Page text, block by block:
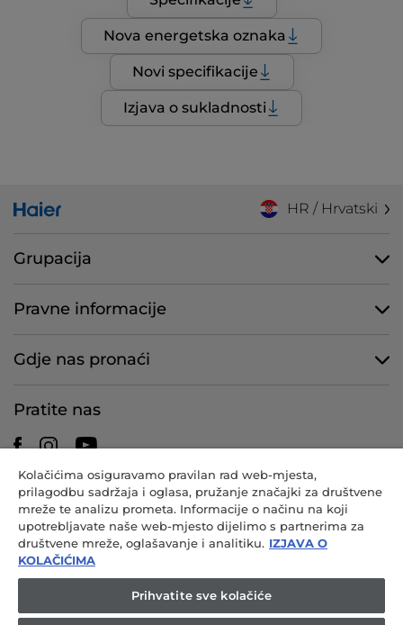
Nova energetska oznaka
Novi specifikacije
Izjava o sukladnosti
HR / Hrvatski
Grupacija
Pravne informacije
Gdje nas pronaći
Pratite nas
CANDY HOOVER GROUP S.r.I. – s jednim članom – REGISTRIRANO
SJEDIŠTE: Via Comolli, 57 – 20861 Brugherio (MB) – Italija –
ADMINISTRACIJSKA SJEDIŠTA: Via Privata Eden Fumagalli snc –
20861 Brugherio (MB) i Via Trento br. 20/A-22 – 20871 Vimercate (MB)
kapital: 35.000.000,00 EUR u cijelosti uplaćen – por. br. i broj upisa u
Registar trgovačkih društava Milan-Monza-Brianza-Lodi 04666310158
Kolačićima osiguravamo pravilan rad web-mjesta,
prilagodbu sadržaja i oglasa, pružanje značajki za društvene
mreže te analizu prometa. Informacije o načinu na koji
upotrebljavate naše web-mjesto dijelimo s partnerima za
društvene mreže, oglašavanje i analitiku. IZJAVA O
KOLAČIĆIMA
Prihvatite sve kolačiće